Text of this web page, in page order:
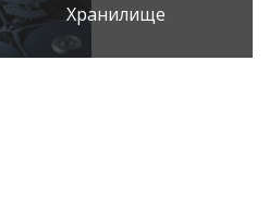
Хранилище